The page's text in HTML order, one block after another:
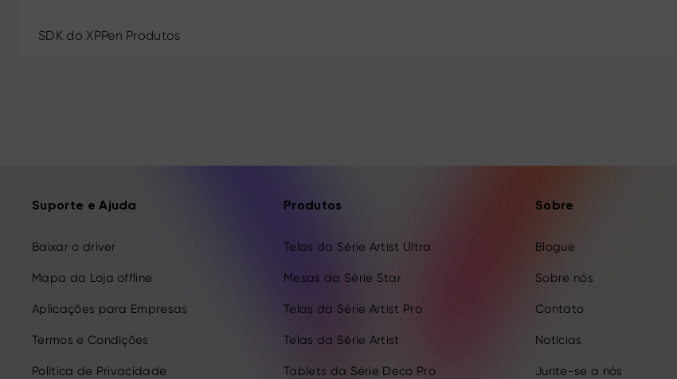
SDK do XPPen Produtos
Suporte e Ajuda
Baixar o driver
Mapa da Loja offline
Aplicações para Empresas
Termos e Condições
Política de Privacidade
Produtos
Telas da Série Artist Ultra
Mesas da Série Star
Telas da Série Artist Pro
Telas da Série Artist
Tablets da Série Deco Pro
Sobre
Blogue
Sobre nós
Contato
Notícias
Junte-se a nós